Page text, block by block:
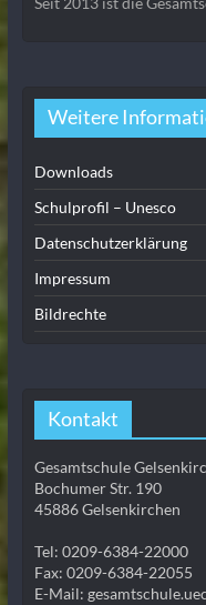
Weitere
Downloads
Schulprofil – Unesco
Datenschutzerklärung
Impressum
Bildrechte
Kontakt
Gesamtschule
Bochumer Str. 190
45886 Gelsenkirchen
Tel: 0209-6384-22000
Fax: 0209-6384-22055
E-Mail: